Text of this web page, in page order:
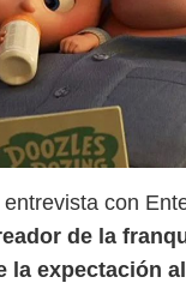
con
de la
la expectación
Pixar